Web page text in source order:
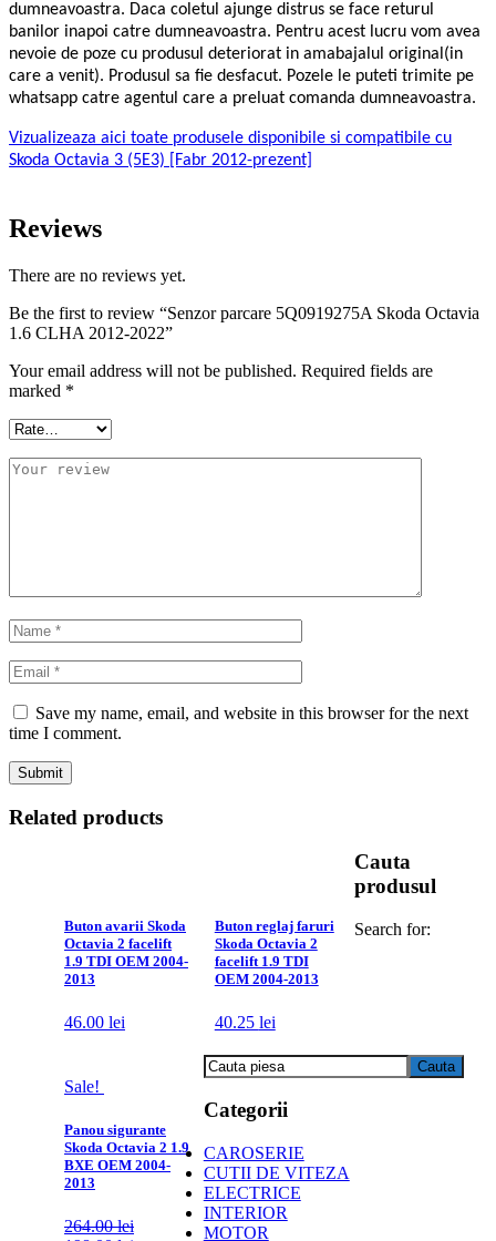
dumneavoastra. Daca coletul ajunge distrus se face returul
banilor inapoi catre dumneavoastra. Pentru acest lucru vom avea
nevoie de poze cu produsul deteriorat in amabajalul original(in
care a venit). Produsul sa fie desfacut. Pozele le puteti trimite pe
whatsapp catre agentul care a preluat comanda dumneavoastra.
Vizualizeaza aici toate produsele disponibile si compatibile cu
Skoda Octavia 3 (5E3) [Fabr 2012-prezent]
Reviews
There are no reviews yet.
Be the first to review “Senzor parcare 5Q0919275A Skoda Octavia
1.6 CLHA 2012-2022”
Your email address will not be published. Required fields are
marked *
Save my name, email, and website in this browser for the next
time I comment.
Related products
Buton avarii Skoda
Octavia 2 facelift
1.9 TDI OEM 2004-
2013
46.00 lei
Buton reglaj faruri
Skoda Octavia 2
facelift 1.9 TDI
OEM 2004-2013
40.25 lei
Sale!
Panou sigurante
Skoda Octavia 2 1.9
BXE OEM 2004-
2013
264.00lei
Cauta
produsul
Search for:
Categorii
CAROSERIE
CUTII DE VITEZA
ELECTRICE
INTERIOR
MOTOR